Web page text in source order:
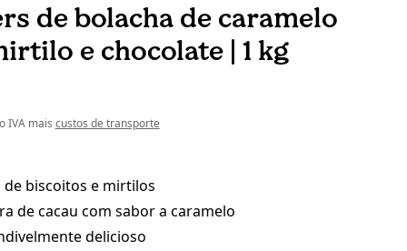
de bolacha de caramelo
e chocolate | 1 kg
IVA mais custos de transporte
de biscoitos e mirtilos
de cacau com sabor a caramelo
delicioso